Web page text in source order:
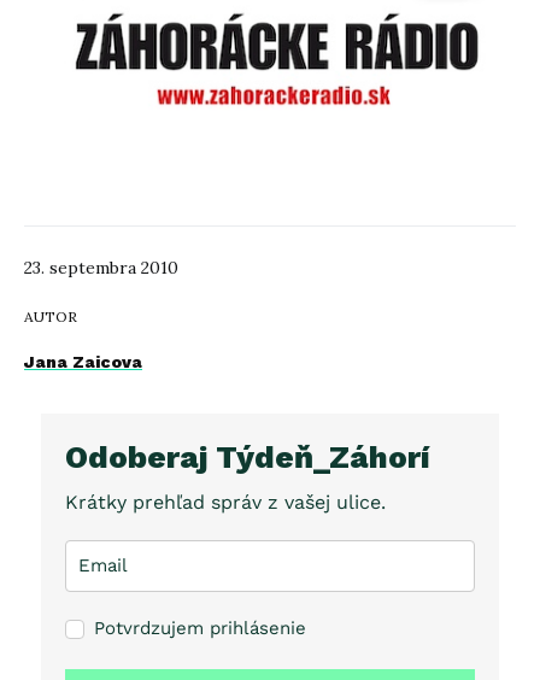
23. septembra 2010
AUTOR
Jana Zaicova
Odoberaj Týdeň_Záhorí
Krátky prehľad správ z vašej ulice.
Potvrdzujem prihlásenie